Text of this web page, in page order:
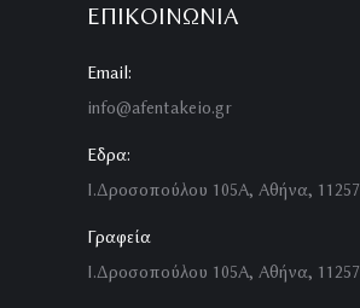
ΕΠΙΚΟΙΝΩΝΊΑ
Email:
info@afentakeio.gr
Εδρα:
Ι.Δροσοπούλου 105Α, Αθήνα, 11257
Γραφεία
Ι.Δροσοπούλου 105Α, Αθήνα, 11257